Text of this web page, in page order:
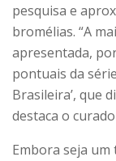
pesquisa e
bromélias. “A
apresentada,
pontuais da
Brasileira’, que
destaca o
Embora seja